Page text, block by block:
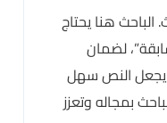
هنا يحتاج
لضمان
يجعل النص سهل
بمجاله وتعزز